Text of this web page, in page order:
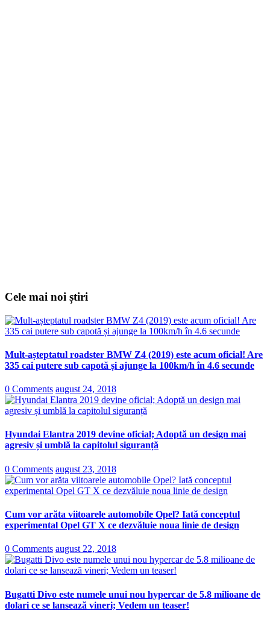
Cele mai noi știri
Mult-așteptatul roadster BMW Z4 (2019) este acum oficial! Are
335 cai putere sub capotă și ajunge la 100km/h în 4.6 secunde
0 Comments august 24, 2018
Hyundai Elantra 2019 devine oficial; Adoptă un design mai
agresiv și umblă la capitolul siguranță
0 Comments august 23, 2018
Cum vor arăta viitoarele automobile Opel? Iată conceptul
experimental Opel GT X ce dezvăluie noua linie de design
0 Comments august 22, 2018
Bugatti Divo este numele unui nou hypercar de 5.8 milioane de
dolari ce se lansează vineri; Vedem un teaser!